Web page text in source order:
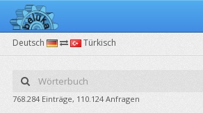
Deutsch Türkisch
768.284 Einträge, 110.124 Anfragen